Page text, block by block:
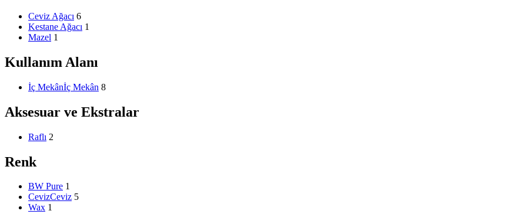
Ceviz Ağacı 6
Kestane Ağacı 1
Mazel 1
Kullanım Alanı
İç Mekânİç Mekân 8
Aksesuar ve Ekstralar
Raflı 2
Renk
BW Pure 1
CevizCeviz 5
Wax 1